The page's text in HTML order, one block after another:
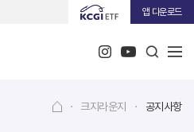
앱 다운로드
· 크지라운지 · 공지사항